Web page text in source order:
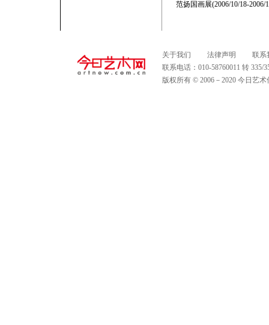
范扬国画展(2006/10/18-2006/
关于我们 法律声明
联系
联系电话：010-58760011 转
版权所有 © 2006－2020 今日艺